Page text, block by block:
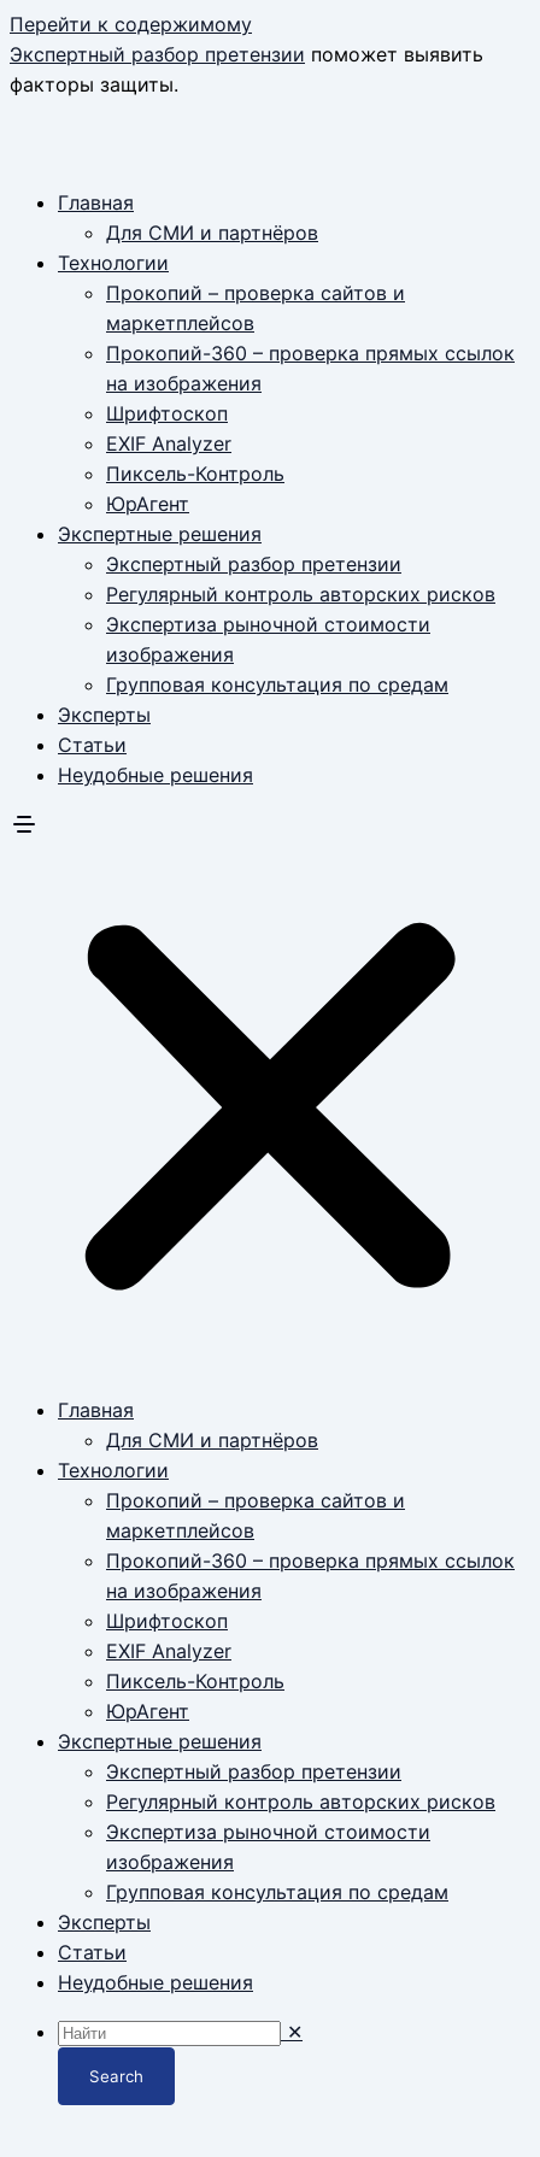
Перейти к содержимому
Экспертный разбор претензии поможет выявить
факторы защиты.
Главная
Для СМИ и партнёров
Технологии
Прокопий – проверка сайтов и
маркетплейсов
Прокопий-360 – проверка прямых ссылок
на изображения
Шрифтоскоп
EXIF Analyzer
Пиксель-Контроль
ЮрАгент
Экспертные решения
Экспертный разбор претензии
Регулярный контроль авторских рисков
Экспертиза рыночной стоимости
изображения
Групповая консультация по средам
Эксперты
Статьи
Неудобные решения
Главная
Для СМИ и партнёров
Технологии
Прокопий – проверка сайтов и
маркетплейсов
Прокопий-360 – проверка прямых ссылок
на изображения
Шрифтоскоп
EXIF Analyzer
Пиксель-Контроль
ЮрАгент
Экспертные решения
Экспертный разбор претензии
Регулярный контроль авторских рисков
Экспертиза рыночной стоимости
изображения
Групповая консультация по средам
Эксперты
Статьи
Неудобные решения
✕